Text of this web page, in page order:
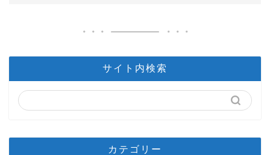
サイト内検索
カテゴリー